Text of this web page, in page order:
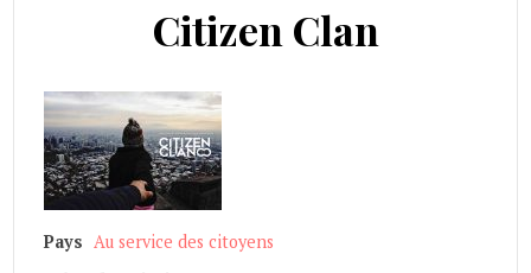
Citizen Clan
Pays Au service des citoyens